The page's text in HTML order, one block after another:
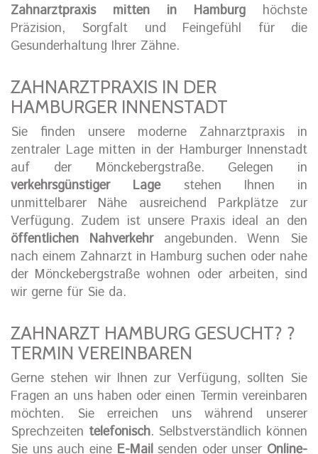
Zahnarztpraxis mitten in Hamburg höchste
Präzision, Sorgfalt und Feingefühl für die
Gesunderhaltung Ihrer Zähne.
ZAHNARZTPRAXIS IN DER
HAMBURGER INNENSTADT
Sie finden unsere moderne Zahnarztpraxis in
zentraler Lage mitten in der Hamburger Innenstadt
auf der Mönckebergstraße. Gelegen in
verkehrsgünstiger Lagestehen Ihnen in
unmittelbarer Nähe ausreichend Parkplätze zur
Verfügung. Zudem ist unsere Praxis ideal an den
öffentlichen Nahverkehrangebunden. Wenn Sie
nach einem Zahnarzt in Hamburg suchen oder nahe
der Mönckebergstraße wohnen oder arbeiten, sind
wir gerne für Sie da.
ZAHNARZT HAMBURG GESUCHT? ?
TERMIN VEREINBAREN
Gerne stehen wir Ihnen zur Verfügung, sollten Sie
Fragen an uns haben oder einen Termin vereinbaren
möchten. Sie erreichen uns während unserer
Sprechzeiten telefonisch. Selbstverständlich können
Sie uns auch eine E-Mailsenden oder unser Online-